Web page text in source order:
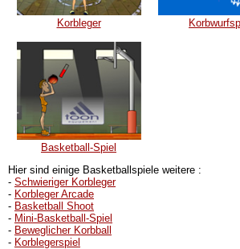
Korbleger
Basketball-Spiel
Hier sind einige Basketballspiele weitere :
- Schwieriger Korbleger
- Korbleger Arcade
- Basketball Shoot
- Mini-Basketball-Spiel
- Beweglicher Korbball
- Korblegerspiel